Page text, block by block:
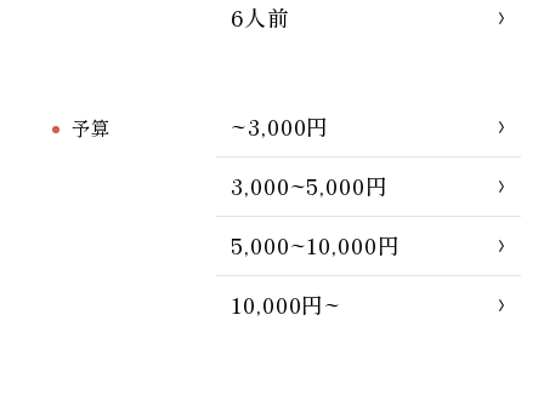
6人前
予算
~3,000円
3,000~5,000円
5,000~10,000円
10,000円~